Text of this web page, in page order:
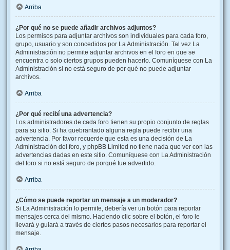
Arriba
¿Por qué no se puede añadir archivos adjuntos?
Los permisos para adjuntar archivos son individuales para cada foro,
grupo, usuario y son concedidos por La Administración. Tal vez La
Administración no permite adjuntar archivos en el foro en que se
encuentra o solo ciertos grupos pueden hacerlo. Comuníquese con La
Administración si no está seguro de por qué no puede adjuntar
archivos.
Arriba
¿Por qué recibí una advertencia?
Los administradores de cada foro tienen su propio conjunto de reglas
para su sitio. Si ha quebrantado alguna regla puede recibir una
advertencia. Por favor recuerde que esta es una decisión de La
Administración del foro, y phpBB Limited no tiene nada que ver con las
advertencias dadas en este sitio. Comuníquese con La Administración
del foro si no está seguro de porqué fue advertido.
Arriba
¿Cómo se puede reportar un mensaje a un moderador?
Si La Administración lo permite, debería ver un botón para reportar
mensajes cerca del mismo. Haciendo clic sobre el botón, el foro le
llevará y guiará a través de ciertos pasos necesarios para reportar el
mensaje.